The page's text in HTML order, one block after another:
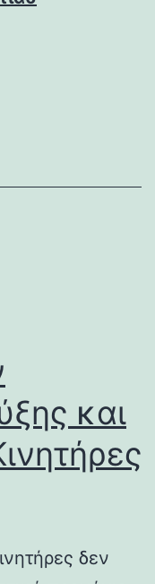
και
δεν